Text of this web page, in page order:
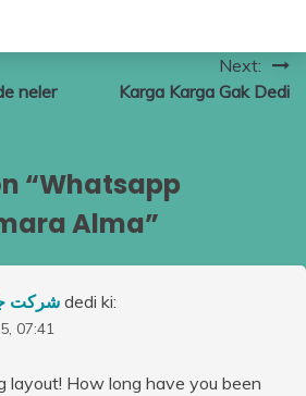
neler
Next:
Karga Karga Gak Dedi
“Whatsapp
Alma”
شرکت dedi ki:
07:41
layout! How long have you been